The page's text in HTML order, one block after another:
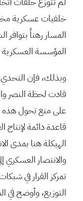
خلفيات عسكرية
المسار رهناً
المؤسسة العسكرية
وبذلك، فإن
قادت لحظة النصر
على منع تحول هذه
قاعدة دائمة لإنتاج
الهيكلة هنا بمدى
والانتصار العسكري
تمركز القرار في
التوزيع، وأوضح في